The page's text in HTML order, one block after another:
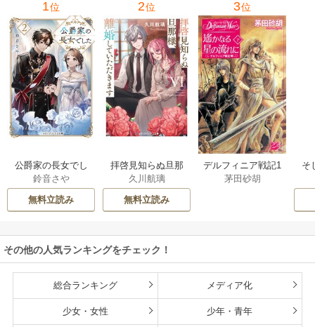
1位
公爵家の長女でし
た
鈴音さや
無料立読み
2位
拝啓見知らぬ旦那
様、離婚していた
だきます
久川航璃
無料立読み
3位
デルフィニア戦記1
茅田砂胡
そ
その他の人気ランキングをチェック！
総合ランキング メディア化
少女・女性 少年・青年